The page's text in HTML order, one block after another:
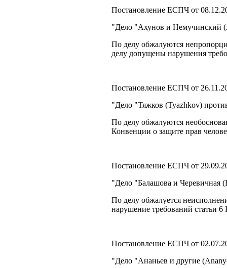
Постановление ЕСПЧ от
"Дело "Ахунов и Немучинский
По делу обжалуются
делу допущены нарушения
Постановление ЕСПЧ от
"Дело "Тяжков (Tyazhkov)
По делу обжалуются
Конвенции о защите прав
Постановление ЕСПЧ от
"Дело "Балашова и Черевичная
По делу обжалуется
нарушение требований статьи
Постановление ЕСПЧ от
"Дело "Ананьев и другие